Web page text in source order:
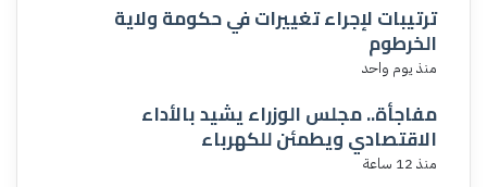
ترتيبات لإجراء تغييرات في حكومة ولاية
الخرطوم
منذ يوم واحد
مفاجأة.. مجلس الوزراء يشيد بالأداء
الاقتصادي ويطمئن للكهرباء
منذ 12 ساعة